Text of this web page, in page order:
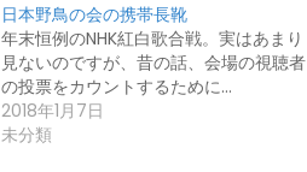
日本野鳥の会の携帯長靴
年末恒例のNHK紅白歌合戦。実はあまり
見ないのですが、昔の話、会場の視聴者
の投票をカウントするために…
2018年1月7日
未分類